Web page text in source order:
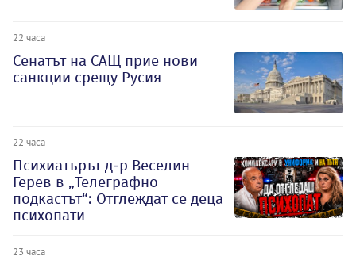
22 часа
Сенатът на САЩ прие нови
санкции срещу Русия
22 часа
Психиатърът д-р Веселин
Герев в „Телеграфно
подкастът“: Отглеждат се деца
психопати
23 часа